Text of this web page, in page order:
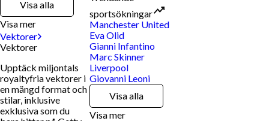
Visa alla
Visa mer
Vektorer
Vektorer
Upptäck miljontals
royaltyfria vektorer i
en mängd format och
stilar, inklusive
exklusiva som du
sportsökningar
Manchester United
Eva Olid
Gianni Infantino
Marc Skinner
Liverpool
Giovanni Leoni
Visa alla
Visa mer